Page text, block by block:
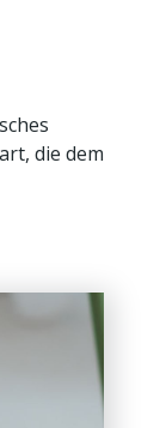
die dem